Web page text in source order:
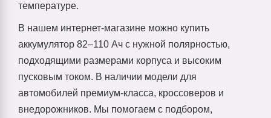
температуре.
В нашем интернет-магазине можно купить
аккумулятор 82–110 Ач с нужной полярностью,
подходящими размерами корпуса и высоким
пусковым током. В наличии модели для
автомобилей премиум-класса, кроссоверов и
внедорожников. Мы помогаем с подбором,